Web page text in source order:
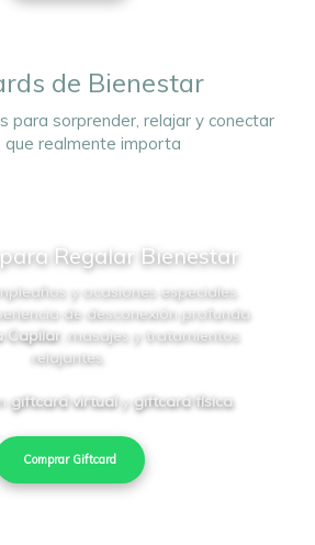
de Bienestar
para sorprender, relajar y conectar
que realmente importa
Regalar Bienestar
y ocasiones especiales.
de desconexión profunda
Capilar, masajes y tratamientos
relajantes.
giftcard virtualygiftcard física.
Comprar Giftcard